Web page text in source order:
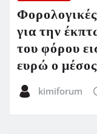
για την
του φόρου
ευρώ ο
kimiforum